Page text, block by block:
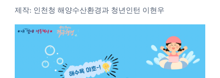
제작: 인천청 해양수산환경과 청년인턴 이현우